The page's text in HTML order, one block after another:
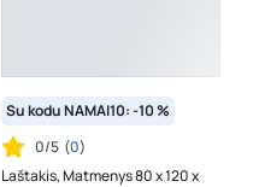
Su kodu NAMAI10: -10 %
0/5 (0)
Laštakis, Matmenys 80 x 120 x